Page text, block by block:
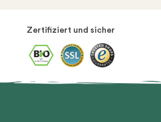
Zertifiziert und sicher